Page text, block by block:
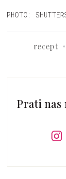
PHOTO:
recept
Prati nas